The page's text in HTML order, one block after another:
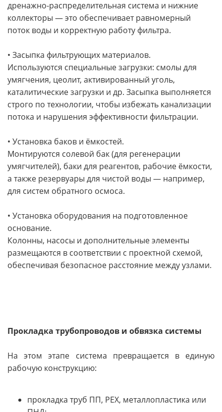
дренажно-распределительная система и нижние
коллекторы — это обеспечивает равномерный
поток воды и корректную работу фильтра.
• Засыпка фильтрующих материалов.
Используются специальные загрузки: смолы для
умягчения, цеолит, активированный уголь,
каталитические загрузки и др. Засыпка выполняется
строго по технологии, чтобы избежать канализации
потока и нарушения эффективности фильтрации.
• Установка баков и ёмкостей.
Монтируются солевой бак (для регенерации
умягчителей), баки для реагентов, рабочие ёмкости,
а также резервуары для чистой воды — например,
для систем обратного осмоса.
• Установка оборудования на подготовленное
основание.
Колонны, насосы и дополнительные элементы
размещаются в соответствии с проектной схемой,
обеспечивая безопасное расстояние между узлами.
Прокладка трубопроводов и обвязка системы
На этом этапе система превращается в единую
рабочую конструкцию:
прокладка труб ПП, PEX, металлопластика или